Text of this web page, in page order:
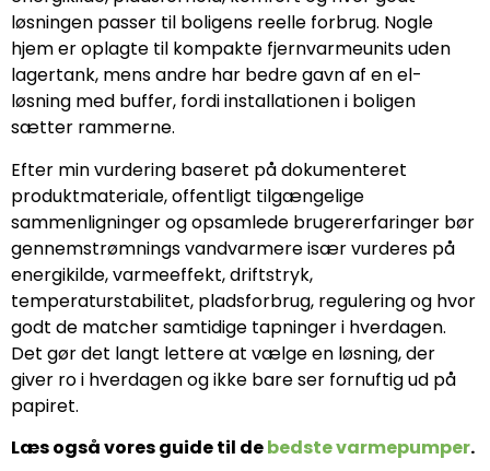
løsningen passer til boligens reelle forbrug. Nogle
hjem er oplagte til kompakte fjernvarmeunits uden
lagertank, mens andre har bedre gavn af en el-
løsning med buffer, fordi installationen i boligen
sætter rammerne.
Efter min vurdering baseret på dokumenteret
produktmateriale, offentligt tilgængelige
sammenligninger og opsamlede brugererfaringer bør
gennemstrømnings vandvarmere især vurderes på
energikilde, varmeeffekt, driftstryk,
temperaturstabilitet, pladsforbrug, regulering og hvor
godt de matcher samtidige tapninger i hverdagen.
Det gør det langt lettere at vælge en løsning, der
giver ro i hverdagen og ikke bare ser fornuftig ud på
papiret.
Læs også vores guide til debedste varmepumper.